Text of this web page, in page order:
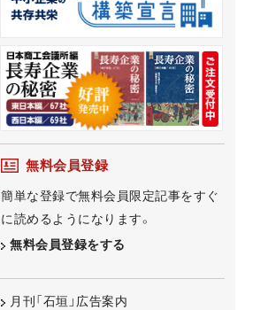
無料会員登録
簡単な登録で無料会員限定記事をすぐ
に読めるようになります。
無料会員登録をする
月刊「石垣」広告案内